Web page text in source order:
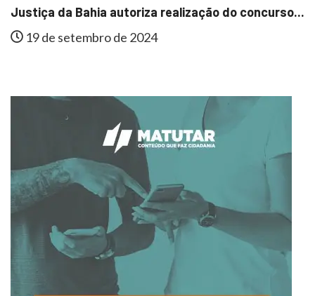
Justiça da Bahia autoriza realização do concurso...
19 de setembro de 2024